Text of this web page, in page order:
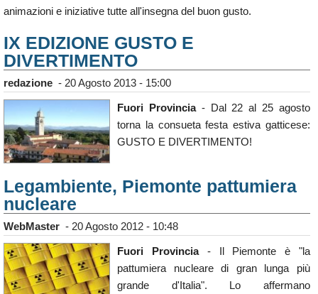
animazioni e iniziative tutte all'insegna del buon gusto.
IX EDIZIONE GUSTO E
DIVERTIMENTO
redazione - 20 Agosto 2013 - 15:00
Fuori Provincia- Dal 22 al 25 agosto
torna la consueta festa estiva gatticese:
GUSTO E DIVERTIMENTO!
Legambiente, Piemonte pattumiera
nucleare
WebMaster - 20 Agosto 2012 - 10:48
Fuori Provincia- Il Piemonte è "la
pattumiera nucleare di gran lunga più
grande d'Italia". Lo affermano